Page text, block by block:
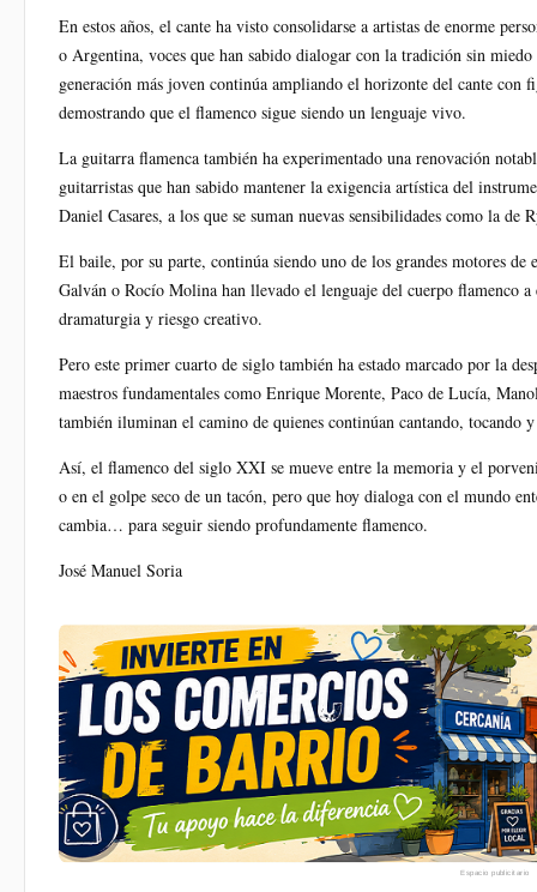
En estos años, el cante ha visto consolidarse a artistas de enorme
o Argentina, voces que han sabido dialogar con la tradición sin
generación más joven continúa ampliando el horizonte del cante con
demostrando que el flamenco sigue siendo un lenguaje vivo.
La guitarra flamenca también ha experimentado una renovación
guitarristas que han sabido mantener la exigencia artística del
Daniel Casares, a los que se suman nuevas sensibilidades como la
El baile, por su parte, continúa siendo uno de los grandes motores
Galván o Rocío Molina han llevado el lenguaje del cuerpo flamenco
dramaturgia y riesgo creativo.
Pero este primer cuarto de siglo también ha estado marcado por la
maestros fundamentales como Enrique Morente, Paco de Lucía,
también iluminan el camino de quienes continúan cantando, tocando
Así, el flamenco del siglo XXI se mueve entre la memoria y el
o en el golpe seco de un tacón, pero que hoy dialoga con el mundo
cambia… para seguir siendo profundamente flamenco.
José Manuel Soria
Espacio publicitario